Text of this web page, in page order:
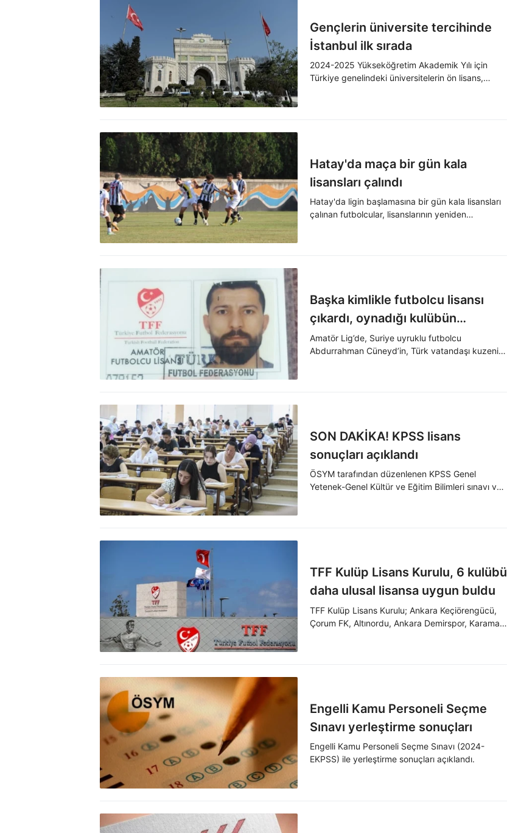
Gençlerin üniversite tercihinde
İstanbul ilk sırada
2024-2025 Yükseköğretim Akademik Yılı için
Türkiye genelindeki üniversitelerin ön lisans,
Hatay'da maça bir gün kala
lisansları çalındı
Hatay'da ligin başlamasına bir gün kala lisansları
çalınan futbolcular, lisanslarının yeniden
Başka kimlikle futbolcu lisansı
çıkardı, oynadığı kulübün
şampiyonluğu alındı
Amatör Lig’de, Suriye uyruklu futbolcu
Abdurrahman Cüneyd’in, Türk vatandaşı kuzeni
SON DAKİKA! KPSS lisans
sonuçları açıklandı
ÖSYM tarafından düzenlenen KPSS Genel
Yetenek-Genel Kültür ve Eğitim Bilimleri sınavı ve
TFF Kulüp Lisans Kurulu, 6 kulübü
daha ulusal lisansa uygun buldu
TFF Kulüp Lisans Kurulu; Ankara Keçiörengücü,
Çorum FK, Altınordu, Ankara Demirspor, Karaman
Engelli Kamu Personeli Seçme
Sınavı yerleştirme sonuçları
Engelli Kamu Personeli Seçme Sınavı (2024-
EKPSS) ile yerleştirme sonuçları açıklandı.